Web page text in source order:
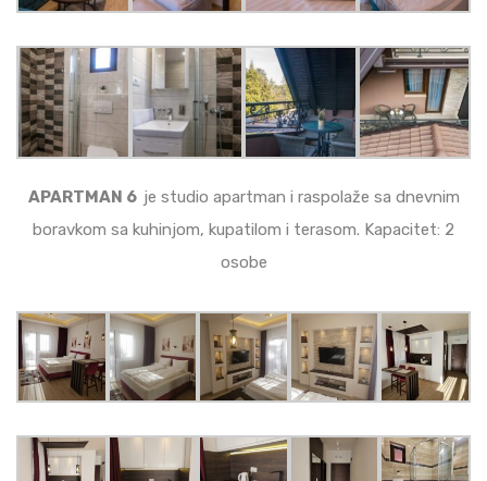
APARTMAN 6 je studio apartman i raspolaže sa dnevnim
boravkom sa kuhinjom, kupatilom i terasom. Kapacitet: 2
osobe